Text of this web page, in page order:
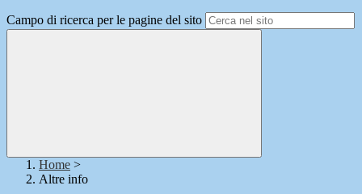
Campo di ricerca per le pagine del sito
Home >
Altre info